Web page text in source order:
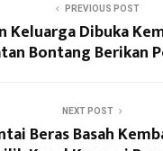
PREVIOUS POST
Keluarga Dibuka
Bontang Berikan
NEXT POST
Beras Basah